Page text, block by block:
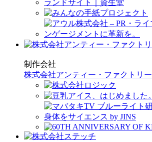
制作会社
株式会社アンティー・ファクトリー